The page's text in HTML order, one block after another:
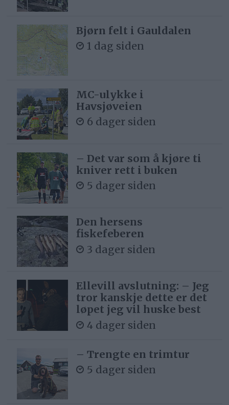
Bjørn felt i Gauldalen
1 dag siden
MC-ulykke i
Havsjøveien
6 dager siden
– Det var som å kjøre ti
kniver rett i buken
5 dager siden
Den hersens
fiskefeberen
3 dager siden
Ellevill avslutning: – Jeg
tror kanskje dette er det
løpet jeg vil huske best
4 dager siden
– Trengte en trimtur
5 dager siden